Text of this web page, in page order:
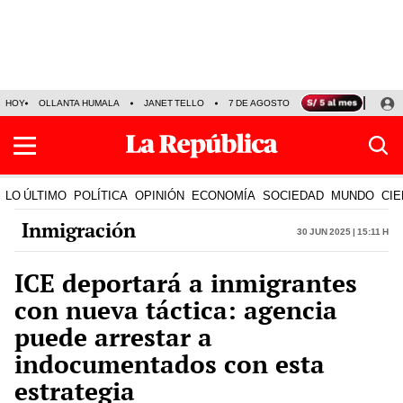
HOY OLLANTA HUMALA JANET TELLO 7 DE AGOSTO TINKA RESULTADOS
LO ÚLTIMO POLÍTICA OPINIÓN ECONOMÍA SOCIEDAD MUNDO
Inmigración 30 Jun 2025 | 15:11 h
ICE deportará a inmigrantes
con nueva táctica: agencia
puede arrestar a
indocumentados con esta
estrategia